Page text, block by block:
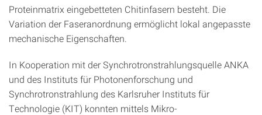
Proteinmatrix eingebetteten Chitinfasern besteht. Die
Variation der Faseranordnung ermöglicht lokal angepasste
mechanische Eigenschaften.
In Kooperation mit der Synchrotronstrahlungsquelle ANKA
und des Instituts für Photonenforschung und
Synchrotronstrahlung des Karlsruher Instituts für
Technologie (KIT) konnten mittels Mikro-